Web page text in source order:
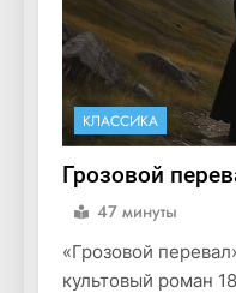
КЛАССИКА
Грозовой
47 минуты
«Грозовой
культовый роман